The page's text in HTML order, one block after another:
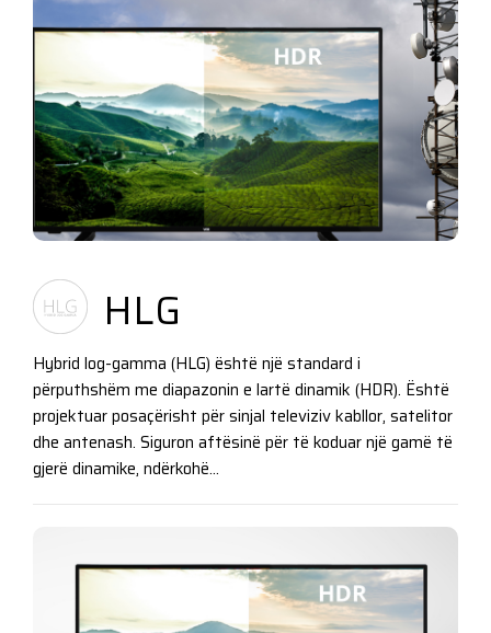
HLG
Hybrid log-gamma (HLG) është një standard i
përputhshëm me diapazonin e lartë dinamik (HDR). Është
projektuar posaçërisht për sinjal televiziv kabllor, satelitor
dhe antenash. Siguron aftësinë për të koduar një gamë të
gjerë dinamike, ndërkohë...